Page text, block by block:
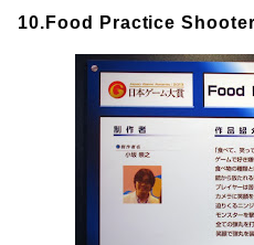
10.Food Practice Shooter